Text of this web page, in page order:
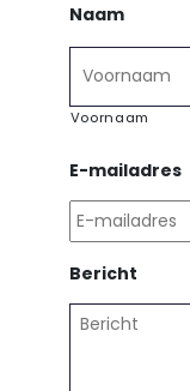
Naam
Voornaam
E-mailadres
Bericht